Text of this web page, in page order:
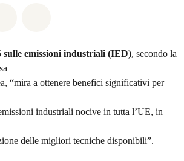
sulle emissioni industriali (IED), secondo la
“mira a ottenere benefici significativi per
industriali nocive in tutta l’UE, in
delle migliori tecniche disponibili”.